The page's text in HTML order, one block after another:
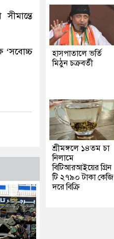
‘সবোচ্চ
হাসপাতালে ভর্তি
মিঠুন চক্রবর্তী
শ্রীমঙ্গলে ১৪তম চা
নিলামে
বিটিআরআইয়ের গ্রিন
টি ২৭৯০ টাকা কেজি
দরে বিক্রি